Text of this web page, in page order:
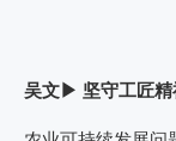
吴文 ▶ 坚守工匠